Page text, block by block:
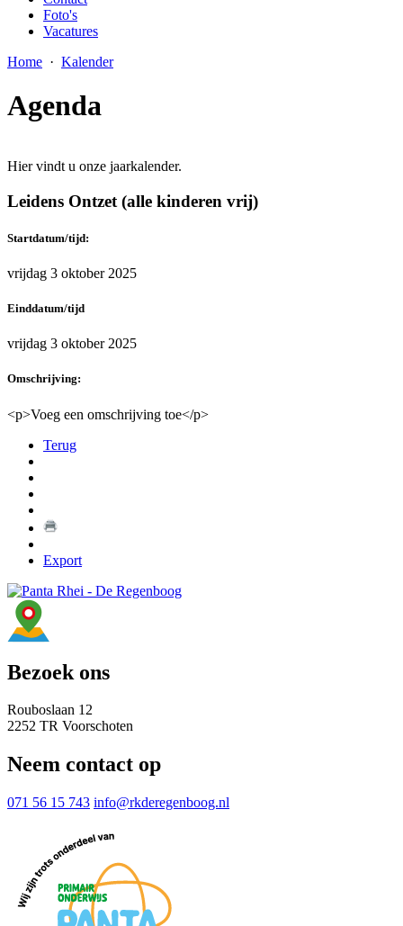
Foto's
Vacatures
Home · Kalender
Agenda
Hier vindt u onze jaarkalender.
Leidens Ontzet (alle kinderen vrij)
Startdatum/tijd:
vrijdag 3 oktober 2025
Einddatum/tijd
vrijdag 3 oktober 2025
Omschrijving:
<p>Voeg een omschrijving toe</p>
Terug
Export
Bezoek ons
Rouboslaan 12
2252 TR Voorschoten
Neem contact op
071 56 15 743 info@rkderegenboog.nl